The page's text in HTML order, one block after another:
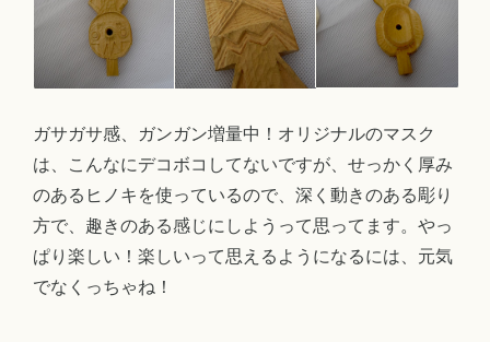
ガサガサ感、ガンガン増量中！オリジナルのマスク
は、こんなにデコボコしてないですが、せっかく厚み
のあるヒノキを使っているので、深く動きのある彫り
方で、趣きのある感じにしようって思ってます。やっ
ぱり楽しい！楽しいって思えるようになるには、元気
でなくっちゃね！